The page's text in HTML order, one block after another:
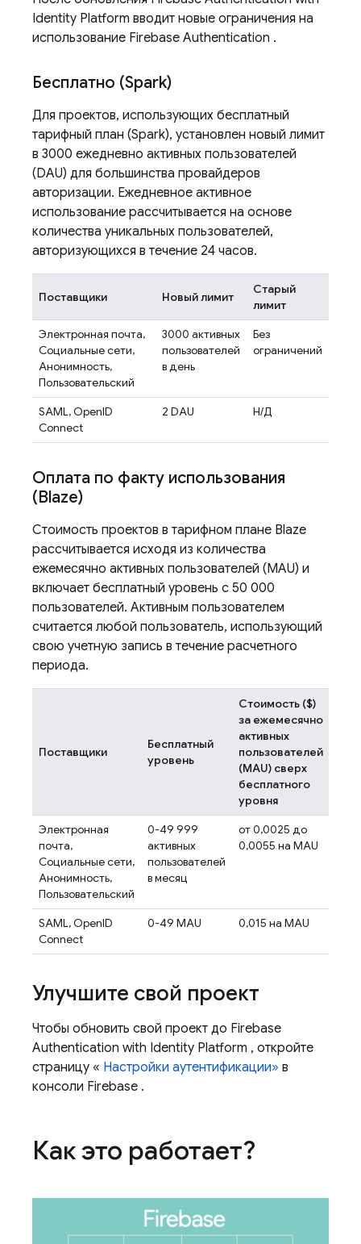
Identity Platform вводит новые ограничения на
использование Firebase Authentication .
Бесплатно (Spark)
Для проектов, использующих бесплатный
тарифный план (Spark), установлен новый лимит
в 3000 ежедневно активных пользователей
(DAU) для большинства провайдеров
авторизации. Ежедневное активное
использование рассчитывается на основе
количества уникальных пользователей,
авторизующихся в течение 24 часов.
Поставщики Новый лимит
Старый
лимит
Электронная почта,
Социальные сети,
Анонимность,
Пользовательский
3000 активных
пользователей
в день
Без
ограничений
SAML, OpenID
Connect
2 DAU Н/Д
Оплата по факту использования
(Blaze)
Стоимость проектов в тарифном плане Blaze
рассчитывается исходя из количества
ежемесячно активных пользователей (MAU) и
включает бесплатный уровень с 50 000
пользователей. Активным пользователем
считается любой пользователь, использующий
свою учетную запись в течение расчетного
периода.
Поставщики
Бесплатный
уровень
Стоимость ($)
за ежемесячно
активных
пользователей
(MAU) сверх
бесплатного
уровня
Электронная
почта,
Социальные сети,
Анонимность,
Пользовательский
0-49 999
активных
пользователей
в месяц
от 0,0025 до
0,0055 на MAU
SAML, OpenID
Connect
0-49 MAU 0,015 на MAU
Улучшите свой проект
Чтобы обновить свой проект до Firebase
Authentication with Identity Platform , откройте
страницу « Настройки аутентификации» в
консоли Firebase .
Как это работает?